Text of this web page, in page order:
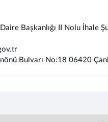
Daire Başkanlığı II Nolu İhale
Bulvarı No:18 06420